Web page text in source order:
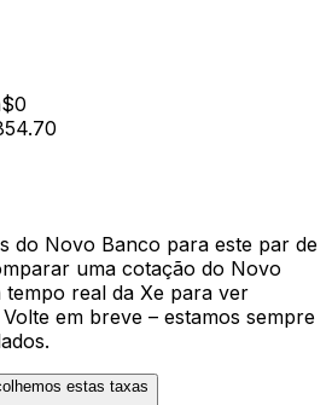
$0
do Novo Banco para este par de
uma cotação do Novo
real da Xe para ver
em breve – estamos sempre
estas taxas